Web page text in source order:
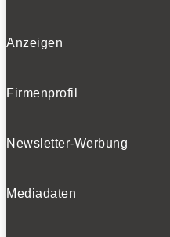
Anzeigen
Firmenprofil
Newsletter-Werbung
Mediadaten